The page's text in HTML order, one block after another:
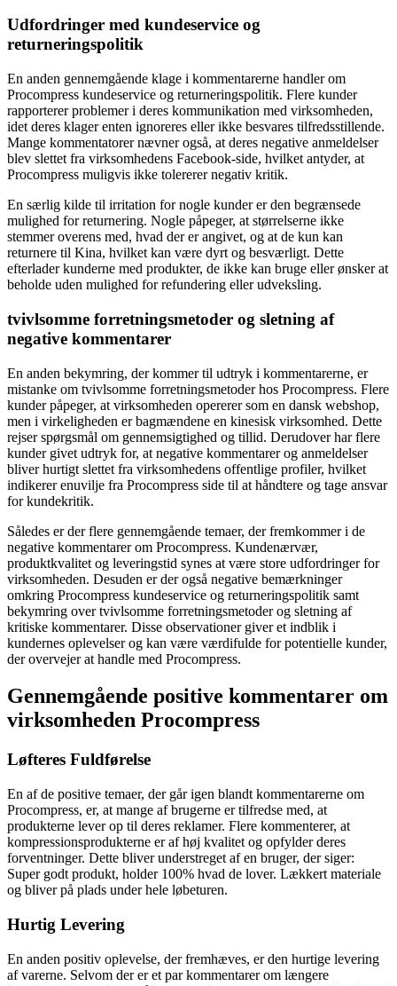
Udfordringer med kundeservice og
returneringspolitik
En anden gennemgående klage i kommentarerne handler om
Procompress kundeservice og returneringspolitik. Flere kunder
rapporterer problemer i deres kommunikation med virksomheden,
idet deres klager enten ignoreres eller ikke besvares tilfredsstillende.
Mange kommentatorer nævner også, at deres negative anmeldelser
blev slettet fra virksomhedens Facebook-side, hvilket antyder, at
Procompress muligvis ikke tolererer negativ kritik.
En særlig kilde til irritation for nogle kunder er den begrænsede
mulighed for returnering. Nogle påpeger, at størrelserne ikke
stemmer overens med, hvad der er angivet, og at de kun kan
returnere til Kina, hvilket kan være dyrt og besværligt. Dette
efterlader kunderne med produkter, de ikke kan bruge eller ønsker at
beholde uden mulighed for refundering eller udveksling.
tvivlsomme forretningsmetoder og sletning af
negative kommentarer
En anden bekymring, der kommer til udtryk i kommentarerne, er
mistanke om tvivlsomme forretningsmetoder hos Procompress. Flere
kunder påpeger, at virksomheden opererer som en dansk webshop,
men i virkeligheden er bagmændene en kinesisk virksomhed. Dette
rejser spørgsmål om gennemsigtighed og tillid. Derudover har flere
kunder givet udtryk for, at negative kommentarer og anmeldelser
bliver hurtigt slettet fra virksomhedens offentlige profiler, hvilket
indikerer enuvilje fra Procompress side til at håndtere og tage ansvar
for kundekritik.
Således er der flere gennemgående temaer, der fremkommer i de
negative kommentarer om Procompress. Kundenærvær,
produktkvalitet og leveringstid synes at være store udfordringer for
virksomheden. Desuden er der også negative bemærkninger
omkring Procompress kundeservice og returneringspolitik samt
bekymring over tvivlsomme forretningsmetoder og sletning af
kritiske kommentarer. Disse observationer giver et indblik i
kundernes oplevelser og kan være værdifulde for potentielle kunder,
der overvejer at handle med Procompress.
Gennemgående positive kommentarer om
virksomheden Procompress
Løfteres Fuldførelse
En af de positive temaer, der går igen blandt kommentarerne om
Procompress, er, at mange af brugerne er tilfredse med, at
produkterne lever op til deres reklamer. Flere kommenterer, at
kompressionsprodukterne er af høj kvalitet og opfylder deres
forventninger. Dette bliver understreget af en bruger, der siger:
Super godt produkt, holder 100% hvad de lover. Lækkert materiale
og bliver på plads under hele løbeturen.
Hurtig Levering
En anden positiv oplevelse, der fremhæves, er den hurtige levering
af varerne. Selvom der er et par kommentarer om længere